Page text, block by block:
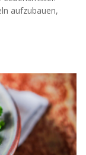
aufzubauen,